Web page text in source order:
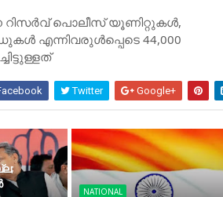
റിസര്‍വ് പൊലീസ് യൂണിറ്റുകള്‍,
എന്നിവരുള്‍പ്പെടെ 44,000
Twitter Google+
NATIONAL